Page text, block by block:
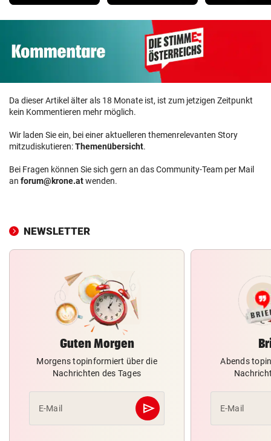
Da dieser Artikel älter als 18 Monate ist, ist zum jetzigen Zeitpunkt
kein Kommentieren mehr möglich.
Wir laden Sie ein, bei einer aktuelleren themenrelevanten Story
mitzudiskutieren:Themenübersicht.
Bei Fragen können Sie sich gern an das Community-Team per Mail
an forum@krone.atwenden.
NEWSLETTER
Guten Morgen
Morgens topinformiert über die
Nachrichten des Tages
E-Mail send
Abschicken
Abends
E-Mail